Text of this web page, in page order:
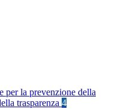
per la prevenzione della
trasparenza 4